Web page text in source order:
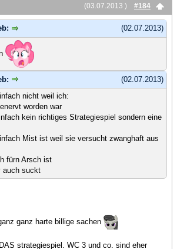
(03.07.2013 )
#184
(02.07.2013)
(02.07.2013)
nicht weil ich:
worden war
kein richtiges Strategiespiel sondern eine
Mist ist weil sie versucht zwanghaft aus
fürn Arsch ist
auch suckt
ganz harte billige sachen
strategiespiel. WC 3 und co. sind eher